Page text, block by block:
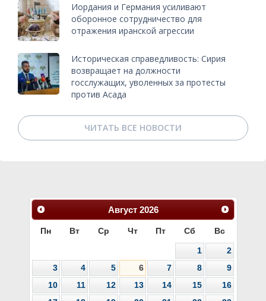
Иордания и Германия усиливают
оборонное сотрудничество для
отражения иранской агрессии
Историческая справедливость: Сирия
возвращает на должности
госслужащих, уволенных за протесты
против Асада
ЧИТАТЬ ВСЕ НОВОСТИ
Август 2026
Пн Вт Ср Чт Пт Сб Вс
1
2
3
4 5 6 7 8
9
10
11 12 13 14 15
16